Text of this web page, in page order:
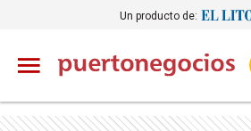
Un producto de: